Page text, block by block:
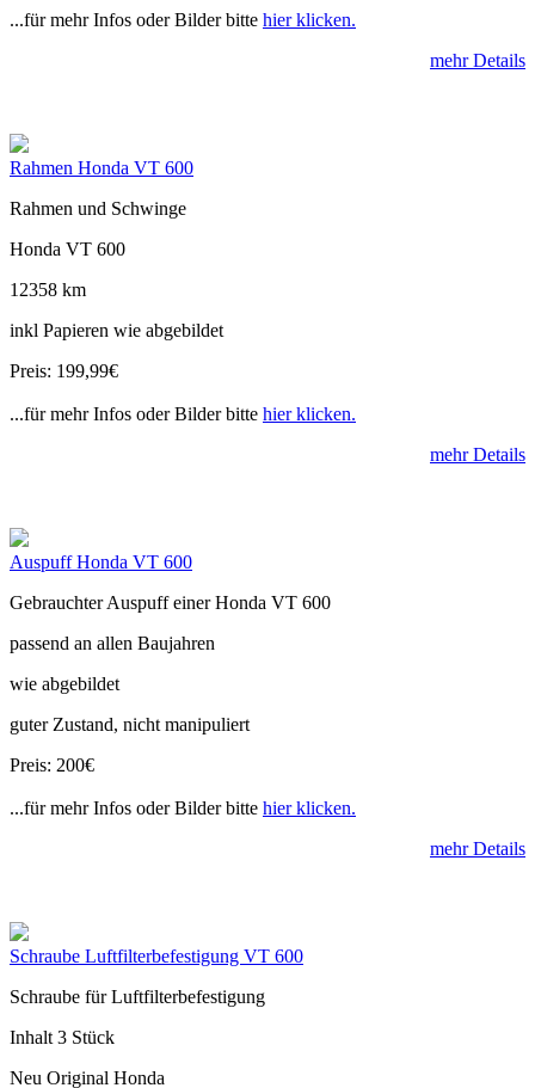
...für mehr Infos oder Bilder bitte hier klicken.
mehr Details
Rahmen Honda VT 600
Rahmen und Schwinge
Honda VT 600
12358 km
inkl Papieren wie abgebildet
Preis: 199,99€
...für mehr Infos oder Bilder bitte hier klicken.
mehr Details
Auspuff Honda VT 600
Gebrauchter Auspuff einer Honda VT 600
passend an allen Baujahren
wie abgebildet
guter Zustand, nicht manipuliert
Preis: 200€
...für mehr Infos oder Bilder bitte hier klicken.
mehr Details
Schraube Luftfilterbefestigung VT 600
Schraube für Luftfilterbefestigung
Inhalt 3 Stück
Neu Original Honda